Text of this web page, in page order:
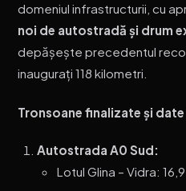
domeniul infrastructurii, cu
noi de autostradă și drum
depășește precedentul
inaugurați 118 kilometri.
Tronsoane finalizate și
Autostrada A0 Sud:
Lotul Glina – Vidra: